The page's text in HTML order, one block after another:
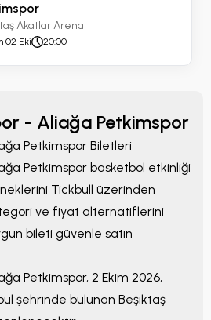
Akatlar Arena
02 Eki 20:00
- Aliağa Petkimspor
Petkimspor Biletleri
Petkimspor basketbol etkinliği
Tickbull üzerinden
ve fiyat alternatiflerini
bileti güvenle satın
Petkimspor, 2 Ekim 2026,
şehrinde bulunan Beşiktaş